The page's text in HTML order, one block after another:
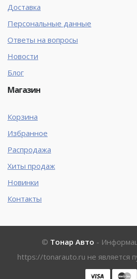
Доставка
Персональные данные
Ответы на вопросы
Новости
Блог
Магазин
Корзина
Избранное
Распродажа
Хиты продаж
Новинки
Контакты
© Тонар Авто -
https://tonarauto.ru не является